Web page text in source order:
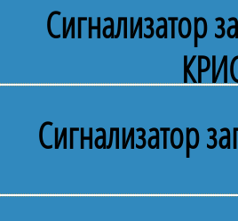
Сигнализатор
Сигнализатор